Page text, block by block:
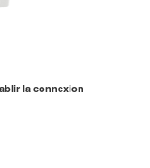
la connexion